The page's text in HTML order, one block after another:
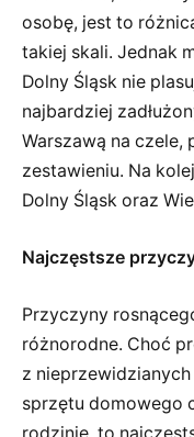
osobę, jest to
takiej skali. Jednak
Dolny Śląsk nie
najbardziej
Warszawą na czele,
zestawieniu. Na
Dolny Śląsk oraz
Najczęstsze
Przyczyny
różnorodne. Choć
z
sprzętu domowego
rodzinie, to